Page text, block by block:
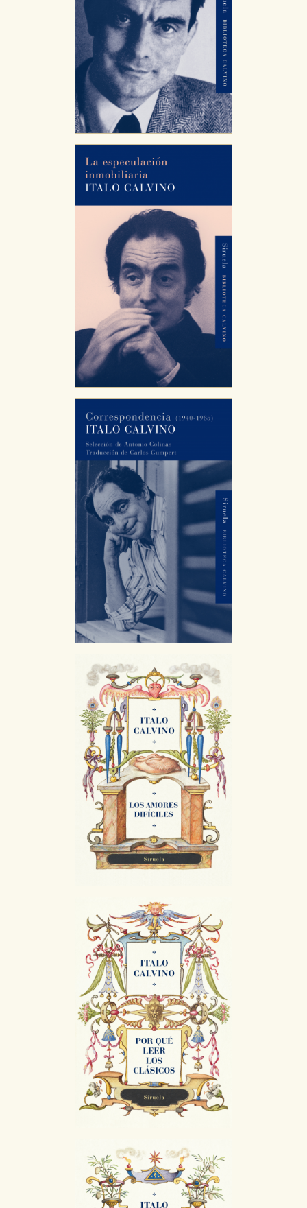
servicios para que no tenga que reconfigurarlos cada
vez que nos visita. La información es agregada y, por lo
tanto, es anónima.
Cookies de publicidad y redes sociales
Estas cookies son gestionadas por nuestros socios
publicitarios y se utilizan para mostrar publicidad
relevante para sus intereses en otros sitios. No
almacenan directamente información personal sino
que se basan en la identificación única de su
navegador y dispositivo de internet.
GUARDAR CONFIGURACIÓN
política de cookies